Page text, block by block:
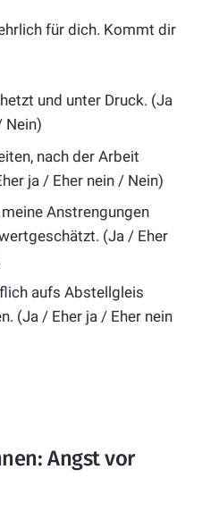
für dich. Kommt dir
und unter Druck. (Ja
Nein)
nach der Arbeit
ja / Eher nein / Nein)
Anstrengungen
(Ja / Eher
aufs Abstellgleis
(Ja / Eher ja / Eher nein
Angst vor